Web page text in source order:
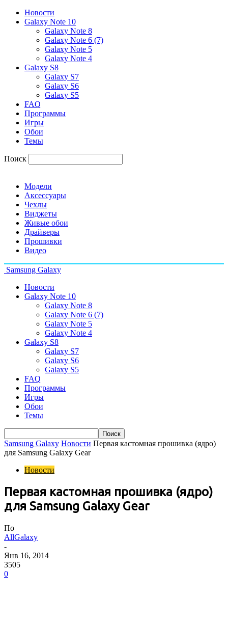
Новости
Galaxy Note 10
Galaxy Note 8
Galaxy Note 6 (7)
Galaxy Note 5
Galaxy Note 4
Galaxy S8
Galaxy S7
Galaxy S6
Galaxy S5
FAQ
Программы
Игры
Обои
Темы
Поиск
Модели
Аксессуары
Чехлы
Виджеты
Живые обои
Драйверы
Прошивки
Видео
Samsung Galaxy
Новости
Galaxy Note 10
Galaxy Note 8
Galaxy Note 6 (7)
Galaxy Note 5
Galaxy Note 4
Galaxy S8
Galaxy S7
Galaxy S6
Galaxy S5
FAQ
Программы
Игры
Обои
Темы
Samsung Galaxy Новости Первая кастомная прошивка (ядро)
для Samsung Galaxy Gear
Новости
Первая кастомная прошивка (ядро)
для Samsung Galaxy Gear
По
AllGalaxy
-
Янв 16, 2014
3505
0